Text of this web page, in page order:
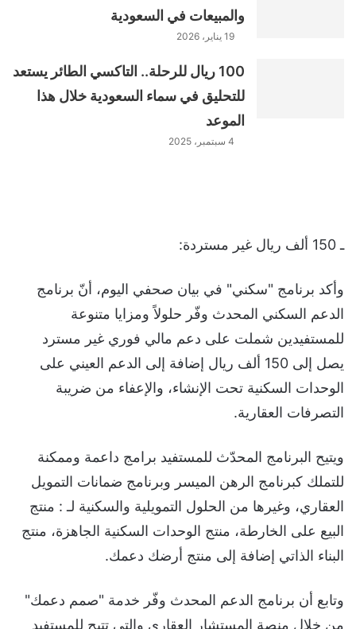
والمبيعات في السعودية
19 يناير، 2026
100 ريال للرحلة.. التاكسي الطائر يستعد
للتحليق في سماء السعودية خلال هذا
الموعد
4 سبتمبر، 2025
ـ 150 ألف ريال غير مستردة:
وأكد برنامج "سكني" في بيان صحفي اليوم، أنّ برنامج
الدعم السكني المحدث وفّر حلولاً ومزايا متنوعة
للمستفيدين شملت على دعم مالي فوري غير مسترد
يصل إلى 150 ألف ريال إضافة إلى الدعم العيني على
الوحدات السكنية تحت الإنشاء، والإعفاء من ضريبة
التصرفات العقارية.
ويتيح البرنامج المحدّث للمستفيد برامج داعمة وممكنة
للتملك كبرنامج الرهن الميسر وبرنامج ضمانات التمويل
العقاري، وغيرها من الحلول التمويلية والسكنية لـ : منتج
البيع على الخارطة، منتج الوحدات السكنية الجاهزة، منتج
البناء الذاتي إضافة إلى منتج أرضك دعمك.
وتابع أن برنامج الدعم المحدث وفّر خدمة "صمم دعمك"
من خلال منصة المستشار العقاري والتي تتيح للمستفيد